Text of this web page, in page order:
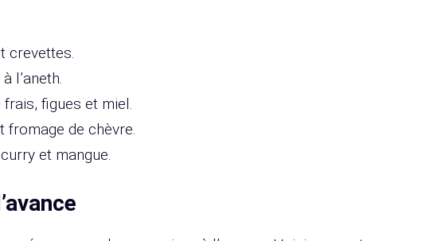
crevettes.
l’aneth.
figues et miel.
fromage de chèvre.
et mangue.